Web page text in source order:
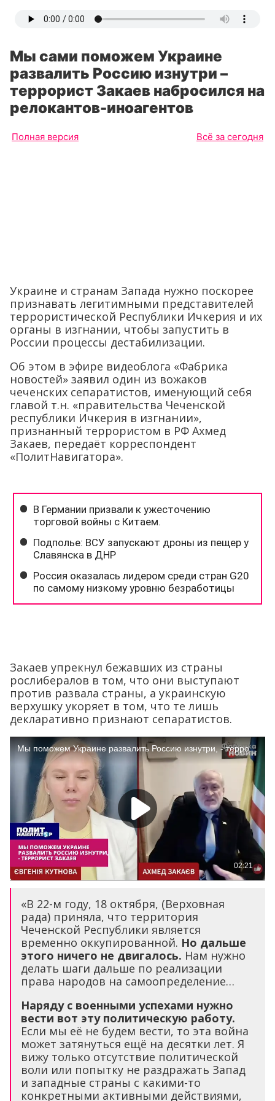
Мы сами поможем Украине
развалить Россию изнутри –
террорист Закаев набросился на
релокантов-иноагентов
Полная версия Всё за сегодня
Украине и странам Запада нужно поскорее
признавать легитимными представителей
террористической Республики Ичкерия и их
органы в изгнании, чтобы запустить в
России процессы дестабилизации.
Об этом в эфире видеоблога «Фабрика
новостей» заявил один из вожаков
чеченских сепаратистов, именующий себя
главой т.н. «правительства Чеченской
республики Ичкерия в изгнании»,
признанный террористом в РФ Ахмед
Закаев, передаёт корреспондент
«ПолитНавигатора».
Закаев упрекнул бежавших из страны
рослибералов в том, что они выступают
против развала страны, а украинскую
верхушку укоряет в том, что те лишь
декларативно признают сепаратистов.
«В 22-м году, 18 октября, (Верховная
рада) приняла, что территория
Чеченской Республики является
временно оккупированной. Но дальше
этого ничего не двигалось. Нам нужно
делать шаги дальше по реализации
права народов на самоопределение…
Наряду с военными успехами нужно
вести вот эту политическую работу.
Если мы её не будем вести, то эта война
может затянуться ещё на десятки лет. Я
вижу только отсутствие политической
воли или попытку не раздражать Запад
и западные страны с какими-то
конкретными активными действиями,